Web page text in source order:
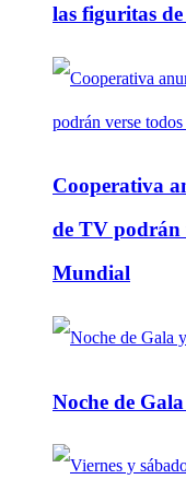
las figuritas
Cooperativa
de TV podrán
Mundial
Noche de